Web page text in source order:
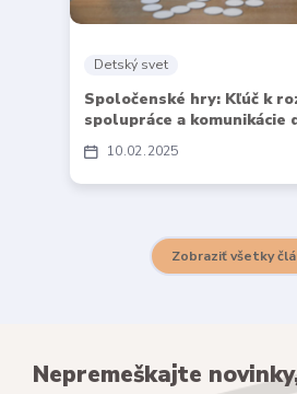
10 02 2025
Detský svet
Spoločenské hry: Kľúč k
spolupráce a komunikácie
Zobraziť všetky
Nepremeškajte